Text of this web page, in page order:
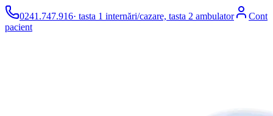
0241.747.916· tasta 1 internări/cazare, tasta 2 ambulator
Cont
pacient